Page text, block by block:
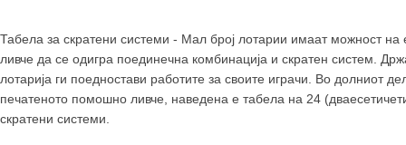
Табела за скратени системи - Мал број лотарии имаат можност на
ливче да се одигра поединечна комбинација и скратен систем.
лотарија ги поедностави работите за своите играчи.
Во долниот
печатеното помошно ливче, наведена е табела на 24
скратени системи.